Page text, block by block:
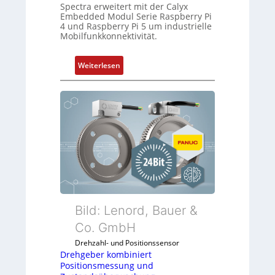
a
n
e
P
C
l
s
t
i
c
h
f
l
e
b
e
f
ü
Spectra erweitert mit der Calyx
Embedded Modul Serie Raspberry Pi
4 und Raspberry Pi 5 um industrielle
Mobilfunkkonnektivität.
Weiterlesen
M
o
b
i
l
u
n
k
m
o
u
l
e
b
Bild: Lenord, Bauer &
Co. GmbH
Drehzahl- und Positionssensor
Drehgeber kombiniert
Positionsmessung und